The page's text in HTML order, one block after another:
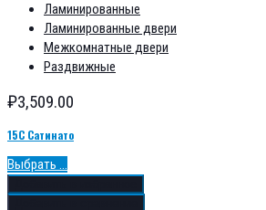
Ламинированные
Ламинированные двери
Межкомнатные двери
Раздвижные
₽3,509.00
15С Сатинато
Выбрать ...